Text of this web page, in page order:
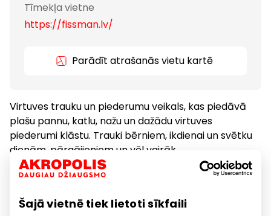
Šajā vietnē tiek lietoti sīkfaili
Tīmekļa vietne
https://fissman.lv/
Parādīt atrašanās vietu kartē
Virtuves trauku un piederumu veikals, kas piedāvā
plašu pannu, katlu, nažu un dažādu virtuves
piederumi klāstu. Trauki bērniem, ikdienai un svētku
dienām, pārgājieniem un vēl vairāk.